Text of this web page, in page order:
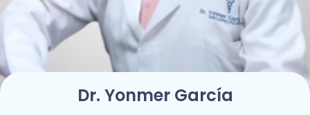
Dr. Yonmer García